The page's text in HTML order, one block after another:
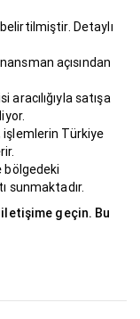
Detaylı
açısından
satışa
işlemlerin Türkiye
bölgedeki
sunmaktadır.
geçin. Bu